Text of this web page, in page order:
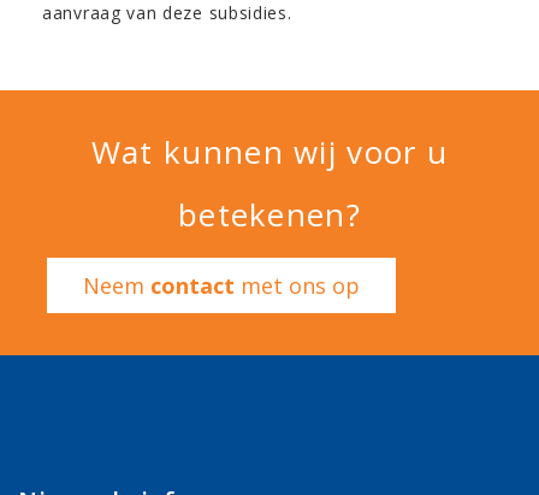
aanvraag van deze subsidies.
Wat kunnen wij voor u
betekenen?
Neem contact met ons op